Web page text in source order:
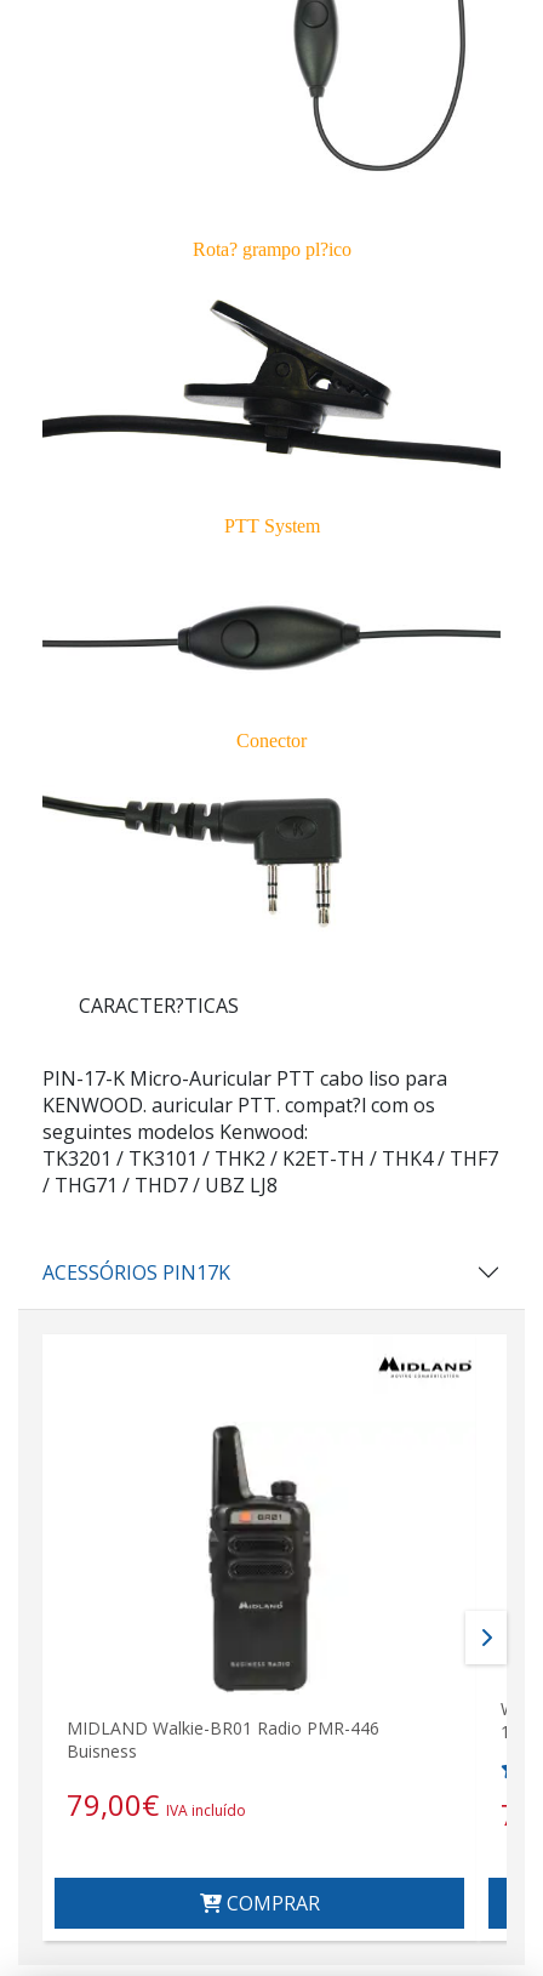
Rota? grampo pl?ico
PTT System
Conector
CARACTER?TICAS
PIN-17-K Micro-Auricular PTT cabo liso para
KENWOOD. auricular PTT. compat?l com os
seguintes modelos Kenwood:
TK3201 / TK3101 / THK2 / K2ET-TH / THK4 / THF7
/ THG71 / THD7 / UBZ LJ8
ACESSÓRIOS PIN17K
MIDLAND Walkie-BR01 Radio PMR-446
Buisness
79,00€ IVA incluído
COMPRAR
144/